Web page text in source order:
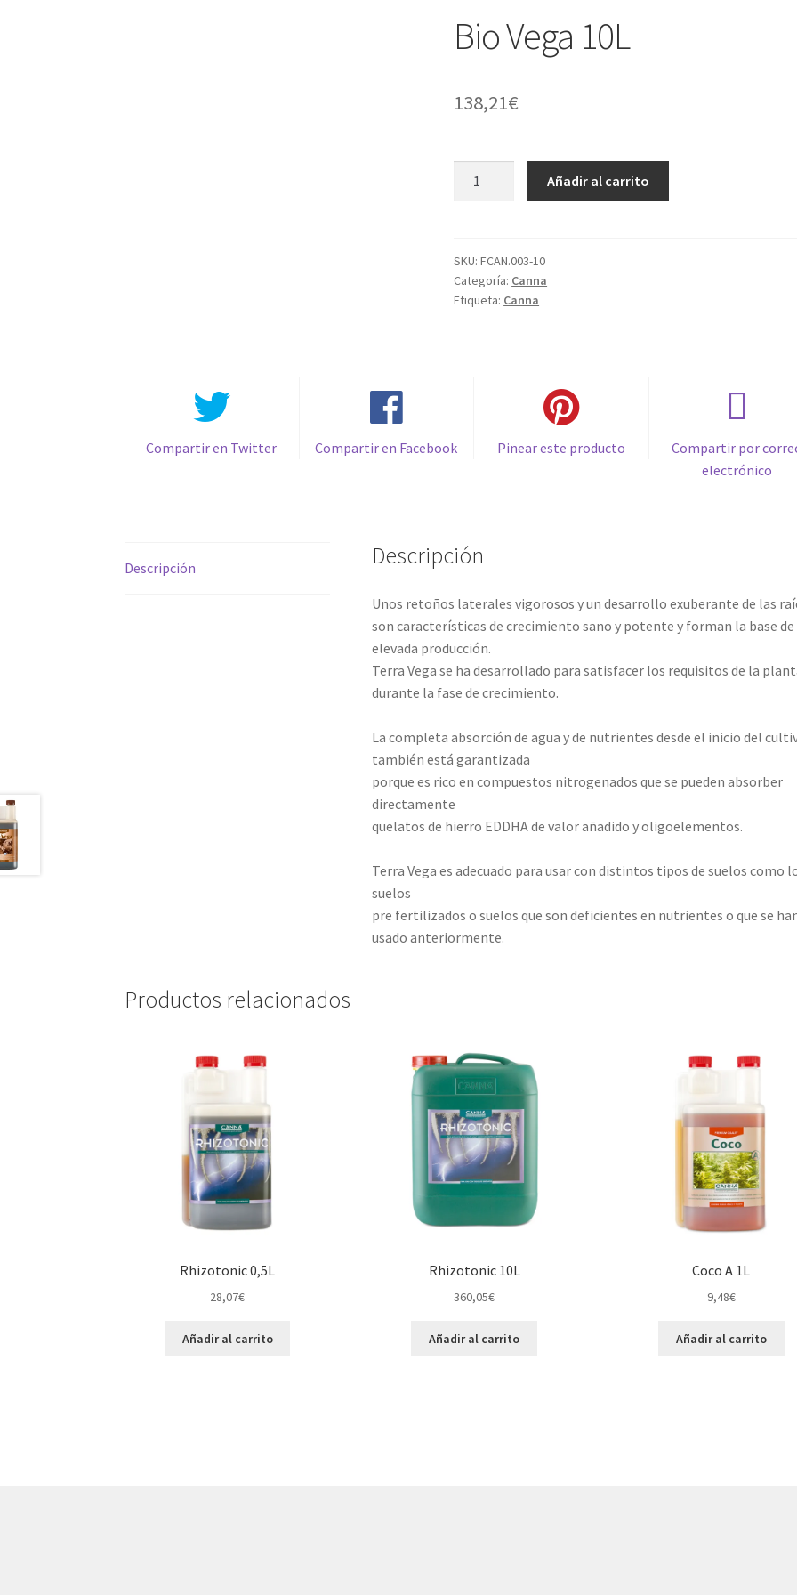
Bio Vega 10L
138,21€
Añadir al carrito
SKU:FCAN.003-10
Categoría: Canna
Etiqueta: Canna
Compartir en Twitter Compartir en Facebook Pinear este producto
Compartir por
electrónico
Descripción Descripción
Unos retoños laterales vigorosos y un desarrollo exuberante de las
son características de crecimiento sano y potente y forman la base de
elevada producción.
Terra Vega se ha desarrollado para satisfacer los requisitos de la
durante la fase de crecimiento.
La completa absorción de agua y de nutrientes desde el inicio del
también está garantizada
porque es rico en compuestos nitrogenados que se pueden absorber
directamente
quelatos de hierro EDDHA de valor añadido y oligoelementos.
Terra Vega es adecuado para usar con distintos tipos de suelos como
suelos
pre fertilizados o suelos que son deficientes en nutrientes o que se
usado anteriormente.
Productos relacionados
Rhizotonic 0,5L
28,07€
Añadir al carrito
Rhizotonic 10L
360,05€
Añadir al carrito
Coco A 1L
9,48€
Añadir al carrito